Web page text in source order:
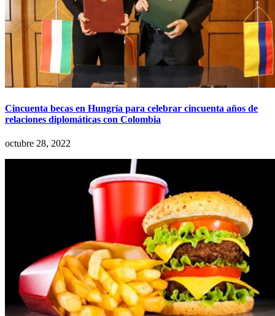
Cincuenta becas en Hungría para celebrar cincuenta años de
relaciones diplomáticas con Colombia
octubre 28, 2022